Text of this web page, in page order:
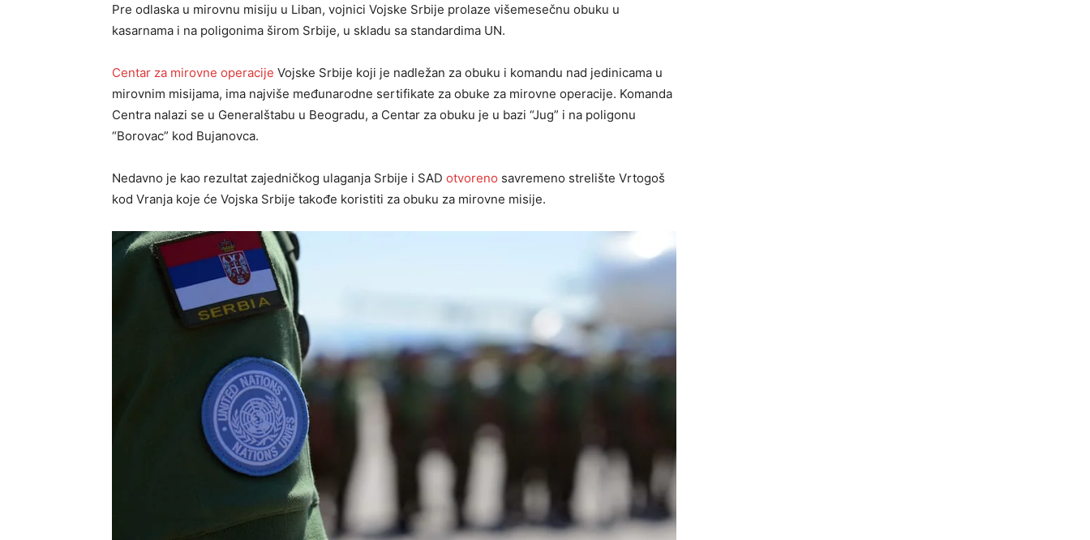
Pre odlaska u mirovnu misiju u Liban, vojnici Vojske Srbije prolaze višemesečnu obuku u
kasarnama i na poligonima širom Srbije, u skladu sa standardima UN.
Centar za mirovne operacije Vojske Srbije koji je nadležan za obuku i komandu nad jedinicama u
mirovnim misijama, ima najviše međunarodne sertifikate za obuke za mirovne operacije. Komanda
Centra nalazi se u Generalštabu u Beogradu, a Centar za obuku je u bazi “Jug” i na poligonu
“Borovac” kod Bujanovca.
Nedavno je kao rezultat zajedničkog ulaganja Srbije i SAD otvoreno savremeno strelište Vrtogoš
kod Vranja koje će Vojska Srbije takođe koristiti za obuku za mirovne misije.